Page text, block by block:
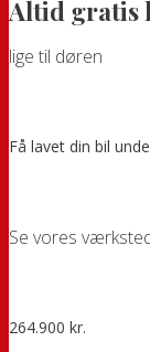
Altid gratis
lige til døren
Få lavet din bil
Se vores
264.900 kr.